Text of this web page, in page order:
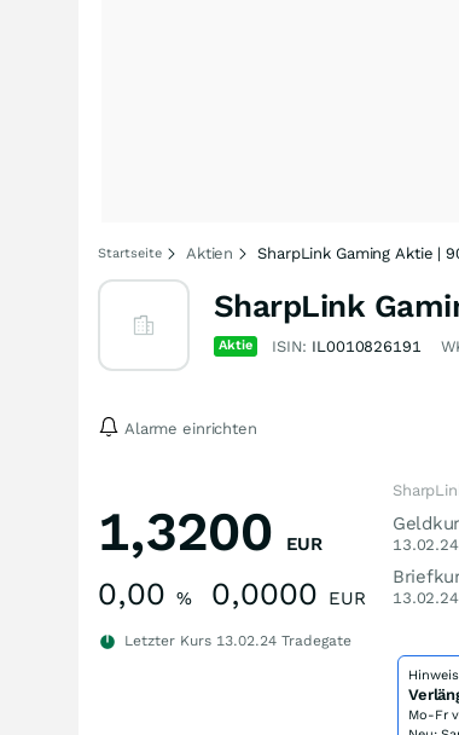
Startseite Aktien SharpLink Gaming Aktie |
SharpLink
Aktie ISIN: IL0010826191
Alarme einrichten
1,3200 EUR
0,00 % 0,0000 EUR
Letzter Kurs 13.02.24 Tradegate
13.02.24
13.02.24
Hinweis
Mo-Fr